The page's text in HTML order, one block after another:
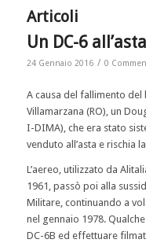
Articoli
Un DC-6 all’asta
24 Gennaio 2016 / 0
A causa del fallimento del
Villamarzana (RO), un
I-DIMA), che era stato
venduto all’asta e rischia
L’aereo, utilizzato da
1961, passò poi alla
Militare, continuando a
nel gennaio 1978.
DC-6B ed effettuare